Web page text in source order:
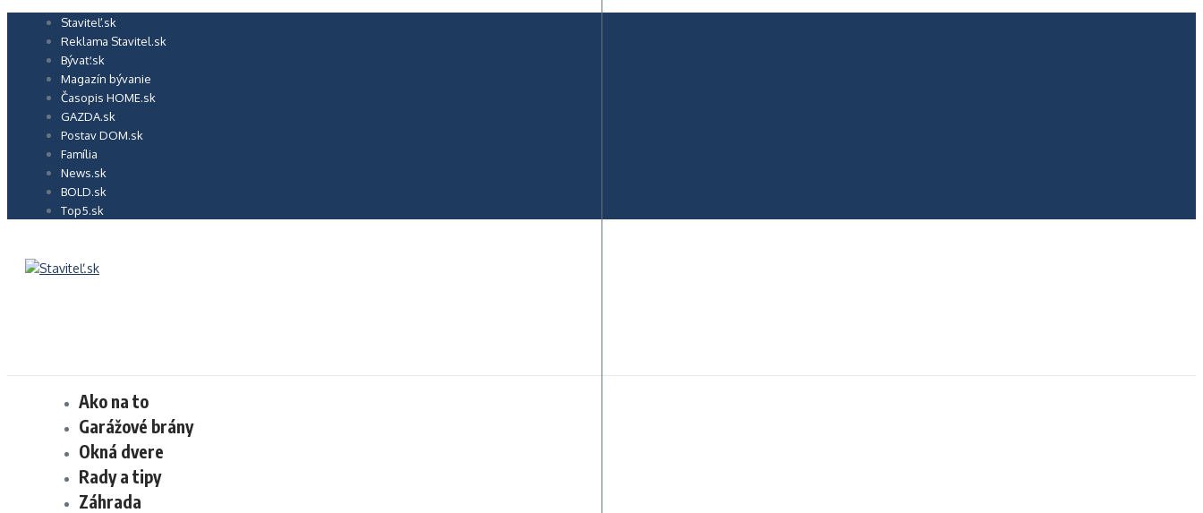
Preskočiť
Staviteľ.sk
Reklama Stavitel.sk
Bývať.sk
Magazín bývanie
Časopis HOME.sk
GAZDA.sk
Postav DOM.sk
Família
News.sk
BOLD.sk
Top5.sk
Ako na to
Garážové brány
Okná dvere
Rady a tipy
Záhrada